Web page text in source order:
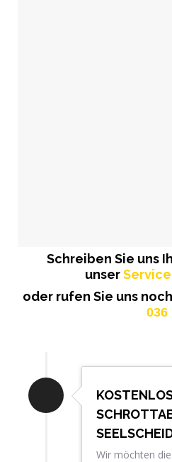
Schreiben Sie uns
unser
oder rufen Sie uns
036
Wir möchten die